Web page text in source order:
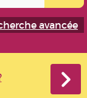
avancée